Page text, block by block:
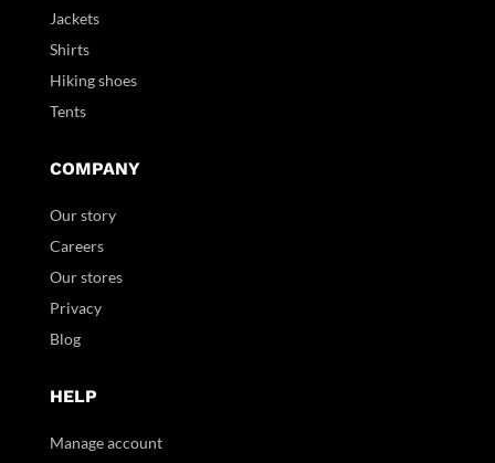
Jackets
Shirts
Hiking shoes
Tents
COMPANY
Our story
Careers
Our stores
Privacy
Blog
HELP
Manage account